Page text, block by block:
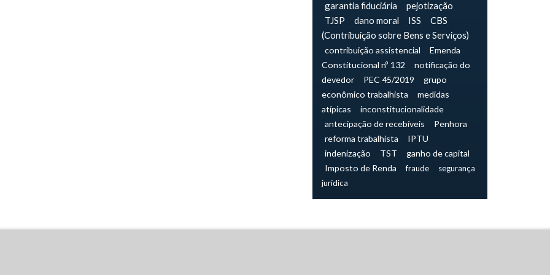
garantia fiduciária
pejotização
TJSP
dano moral ISS
CBS
(Contribuição sobre Bens e Serviços)
contribuição assistencial
Emenda
Constitucional nº 132
notificação do
devedor
PEC 45/2019
grupo
econômico trabalhista
medidas
atípicas
inconstitucionalidade
antecipação de recebíveis
Penhora
reforma trabalhista
IPTU
indenização
TST
ganho de capital
Imposto de Renda
fraude
segurança
jurídica